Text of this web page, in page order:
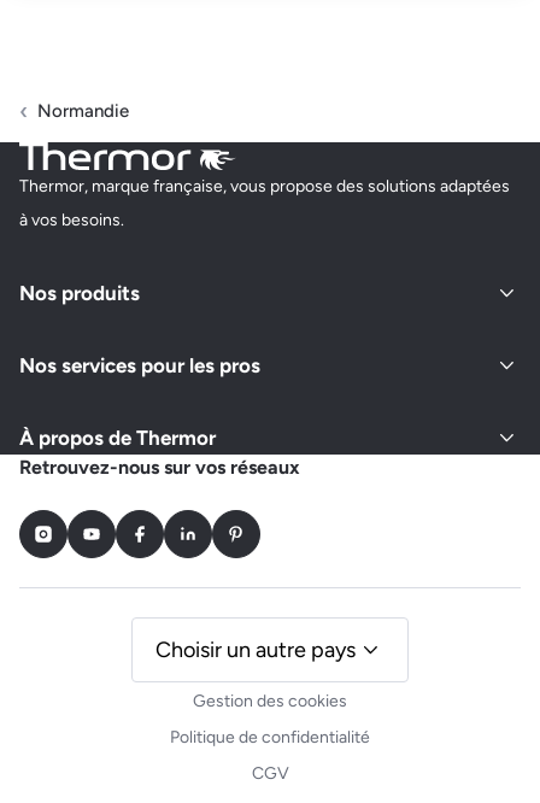
Normandie
Thermor, marque française, vous propose des solutions adaptées
à vos besoins.
Nos produits
Nos services pour les pros
À propos de Thermor
Retrouvez-nous sur vos réseaux
InstagramYoutubeFacebookLinkedInPinterest
Gestion des cookies
Politique de confidentialité
CGV
Choisir un autre pays